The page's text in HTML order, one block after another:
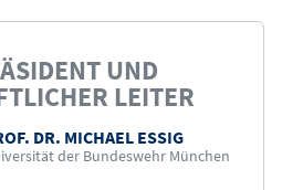
UND
LEITER
DR. MICHAEL ESSIG
der Bundeswehr München